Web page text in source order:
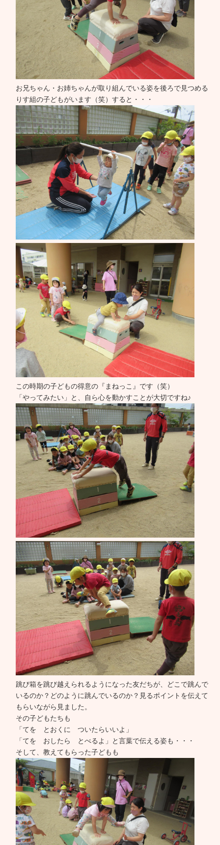
お兄ちゃん・お姉ちゃんが取り組んでいる姿を後ろで見つめる
りす組の子どもがいます（笑）すると・・・
この時期の子どもの得意の『まねっこ』です（笑）
「やってみたい」と、自ら心を動かすことが大切ですね♪
跳び箱を跳び越えられるようになった友だちが、どこで跳んで
いるのか？どのように跳んでいるのか？見るポイントを伝えて
もらいながら見ました。
その子どもたちも
「てを とおくに ついたらいいよ」
「てを おしたら とべるよ」と言葉で伝える姿も・・・
そして、教えてもらった子どもも